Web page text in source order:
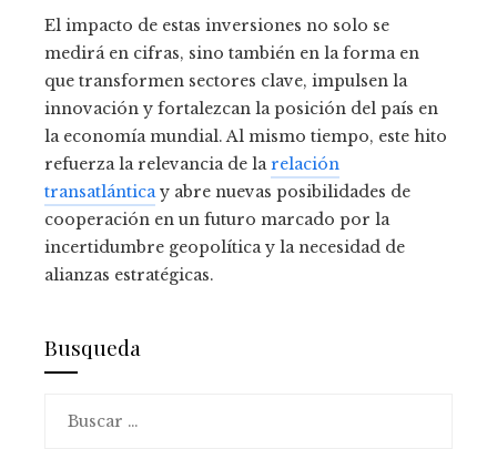
El impacto de estas inversiones no solo se
medirá en cifras, sino también en la forma en
que transformen sectores clave, impulsen la
innovación y fortalezcan la posición del país en
la economía mundial. Al mismo tiempo, este hito
refuerza la relevancia de larelación
transatlánticay abre nuevas posibilidades de
cooperación en un futuro marcado por la
incertidumbre geopolítica y la necesidad de
alianzas estratégicas.
Busqueda